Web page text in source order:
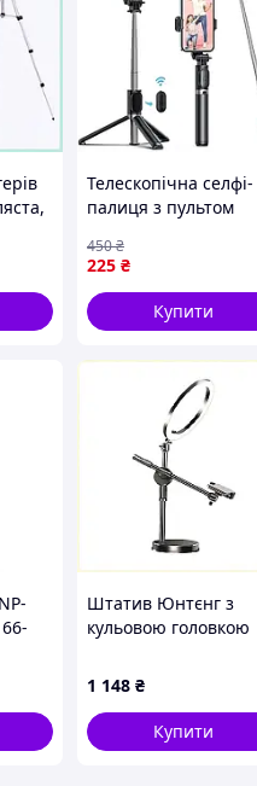
Телескопічна селфі-
палиця з пультом
штатив для телефону
Чорний
225 ₴
450₴
Купити
Штатив Юнтєнг з
кульовою головкою
зйомки 892814PH6K
1 148 ₴
Купити